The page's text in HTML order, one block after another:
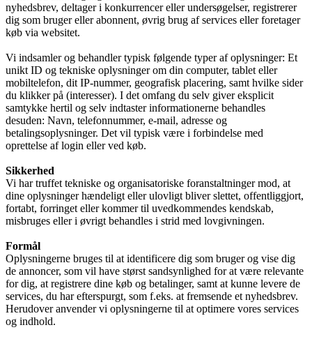
nyhedsbrev, deltager i konkurrencer eller undersøgelser, registrerer
dig som bruger eller abonnent, øvrig brug af services eller foretager
køb via websitet.
Vi indsamler og behandler typisk følgende typer af oplysninger: Et
unikt ID og tekniske oplysninger om din computer, tablet eller
mobiltelefon, dit IP-nummer, geografisk placering, samt hvilke sider
du klikker på (interesser). I det omfang du selv giver eksplicit
samtykke hertil og selv indtaster informationerne behandles
desuden: Navn, telefonnummer, e-mail, adresse og
betalingsoplysninger. Det vil typisk være i forbindelse med
oprettelse af login eller ved køb.
Sikkerhed
Vi har truffet tekniske og organisatoriske foranstaltninger mod, at
dine oplysninger hændeligt eller ulovligt bliver slettet, offentliggjort,
fortabt, forringet eller kommer til uvedkommendes kendskab,
misbruges eller i øvrigt behandles i strid med lovgivningen.
Formål
Oplysningerne bruges til at identificere dig som bruger og vise dig
de annoncer, som vil have størst sandsynlighed for at være relevante
for dig, at registrere dine køb og betalinger, samt at kunne levere de
services, du har efterspurgt, som f.eks. at fremsende et nyhedsbrev.
Herudover anvender vi oplysningerne til at optimere vores services
og indhold.